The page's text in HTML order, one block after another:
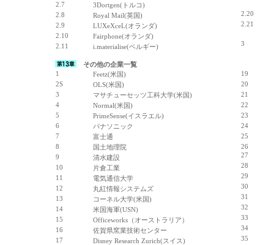
2.7
3Dortgen(トルコ)
2.8
Royal Mail(英国)
2.9
LUXeXceL(オランダ)
2.10
Fairphone(オランダ)
2.11
i.materialise(ベルギー)
2.20
2.21
3
その他の企業一覧
1
Feetz(米国)
2S
OLS(米国)
3
マサチューセッツ工科大学(米国)
4
Normal(米国)
5
PrimeSense(イスラエル)
6
パナソニック
7
富士通
8
国土地理院
9
清水建設
10
片倉工業
11
電気通信大学
12
丸紅情報システムズ
13
コーネル大学(米国)
14
米国海軍(USN)
15
Officeworks（オーストラリア）
16
佐賀県窯業技術センター
17
Disney Research Zurich(スイス)
19
20
21
22
23
24
25
26
27
28
29
30
31
32
33
34
35